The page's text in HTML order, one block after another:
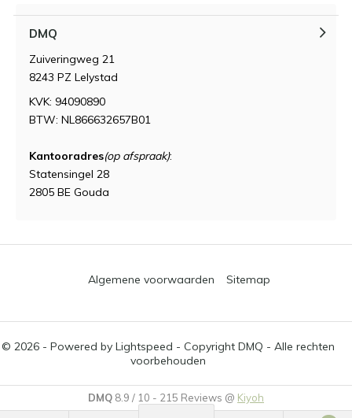
DMQ
Zuiveringweg 21
8243 PZ Lelystad
KVK: 94090890
BTW: NL866632657B01
Kantooradres(op afspraak):
Statensingel 28
2805 BE Gouda
© 2026 - Powered by Lightspeed - Copyright DMQ - Alle rechten
voorbehouden
Algemene voorwaarden Sitemap
DMQ 8.9 / 10 - 215 Reviews @ Kiyoh